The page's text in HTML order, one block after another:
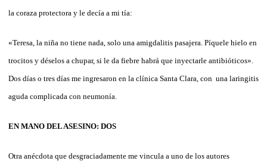
la coraza protectora y le decía a mi tía:
«Teresa, la niña no tiene nada, solo una amigdalitis pasajera. Píquele hielo en
trocitos y déselos a chupar, si le da fiebre habrá que inyectarle antibióticos».
Dos días o tres días me ingresaron en la clínica Santa Clara, con una laringitis
aguda complicada con neumonía.
EN MANO DEL ASESINO: DOS
Otra anécdota que desgraciadamente me vincula a uno de los autores